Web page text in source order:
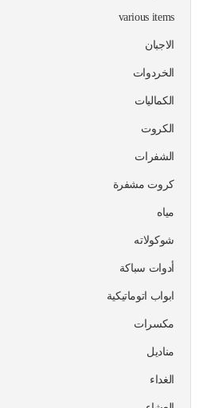
various items
الاجبان
الخردوات
الكماليات
الكروت
الشفرات
كروت مشفرة
مياه
شوكولاته
أدوات سباكة
ابواب اتوماتيكية
مكسرات
مناديل
الغداء